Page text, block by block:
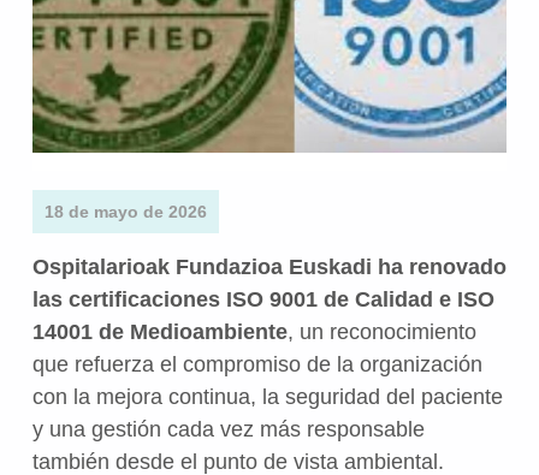
18 de mayo de 2026
Ospitalarioak Fundazioa Euskadi ha renovado
las certificaciones ISO 9001 de Calidad e ISO
14001 de Medioambiente, un reconocimiento
que refuerza el compromiso de la organización
con la mejora continua, la seguridad del paciente
y una gestión cada vez más responsable
también desde el punto de vista ambiental.